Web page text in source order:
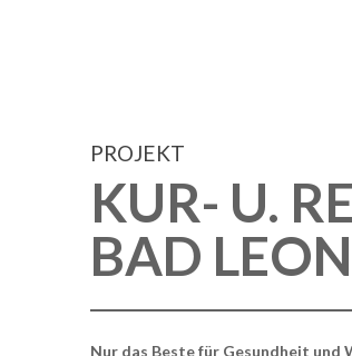
PROJEKT
KUR- U.
BAD
Nur das Beste für Gesundheit und